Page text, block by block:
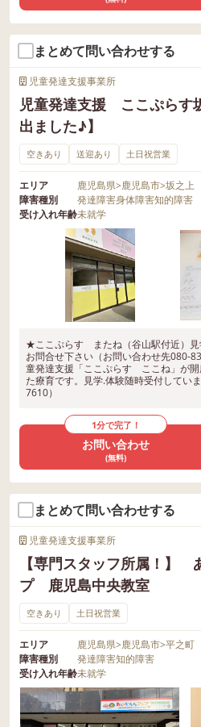
まとめて問い合わせする
児童発達支援事業所
児童発達支援 ここぷらす
出ました♪】
空きあり 送迎あり 土日祝営業
エリア 鹿児島県>鹿児島市>坂之上
障害種別
発達障害身体障害知的障害
受け入れ年齢未就学
★ここぷらす またね（谷山駅付近）見
お問合せ下さい（お問い合わせ先080-
童発達支援「ここぷらす ここね」が開
た療育です。見学.体験随時受付してい
7610）
1分で完了！
お問い合わせ
(無料)
まとめて問い合わせする
児童発達支援事業所
【専門スタッフ所属！】
プ 鹿児島中央教室
空きあり 土日祝営業
エリア 鹿児島県>鹿児島市>平之町
障害種別
発達障害知的障害
受け入れ年齢未就学